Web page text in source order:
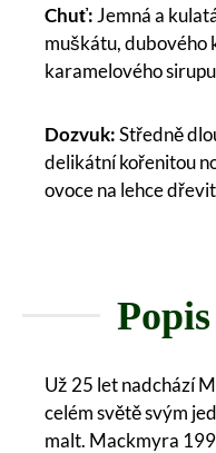
Chuť: Jemná a
muškátu, dubového
karamelového
Dozvuk:Středně
delikátní kořenitou
ovoce na lehce
Už 25 let nadchází
celém světě svým
malt. Mackmyra